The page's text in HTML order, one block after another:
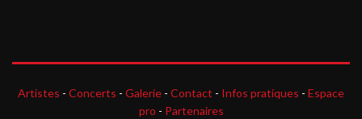
Artistes - Concerts - Galerie - Contact - Infos pratiques - Espace
pro - Partenaires